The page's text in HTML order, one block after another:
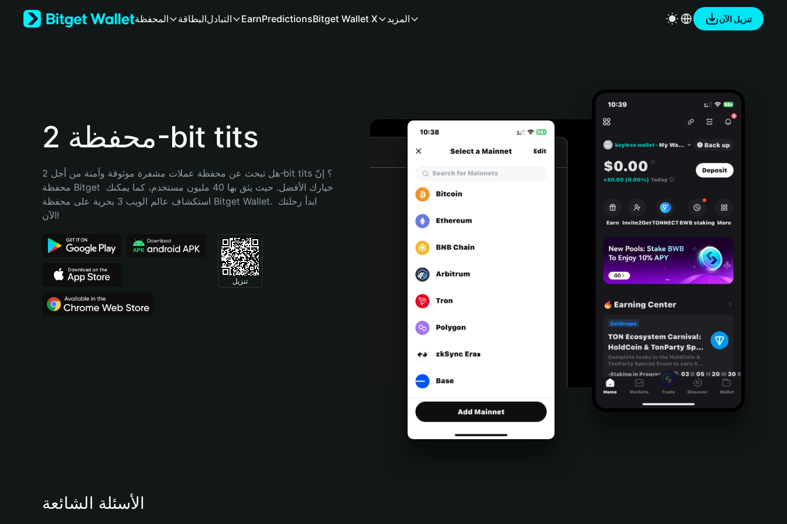
Bahasa Indonesia
Português (Brasil)
المحفظة البطاقةالتبادل EarnPredictionsBitget Wallet X المزيد تنزيل الآن
محفظة 2-bit tits
هل تبحث عن محفظة عملات مشفرة موثوقة وآمنة من أجل 2-bit tits؟ إنّ
محفظة Bitget خيارك الأفضل. حيث يثق بها 40 مليون مستخدم، كما يمكنك
استكشاف عالم الويب 3 بحرية على محفظة Bitget Wallet. ابدأ رحلتك
الآن!
تنزيل
الأسئلة الشائعة